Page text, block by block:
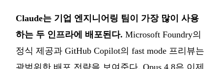
Claude는 기업 엔지니어링 팀이 가장 많이 사용
하는 두 인프라에 배포된다. Microsoft Foundry의
정식 제공과 GitHub Copilot의 fast mode 프리뷰는